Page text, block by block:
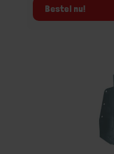
Bestel nu!